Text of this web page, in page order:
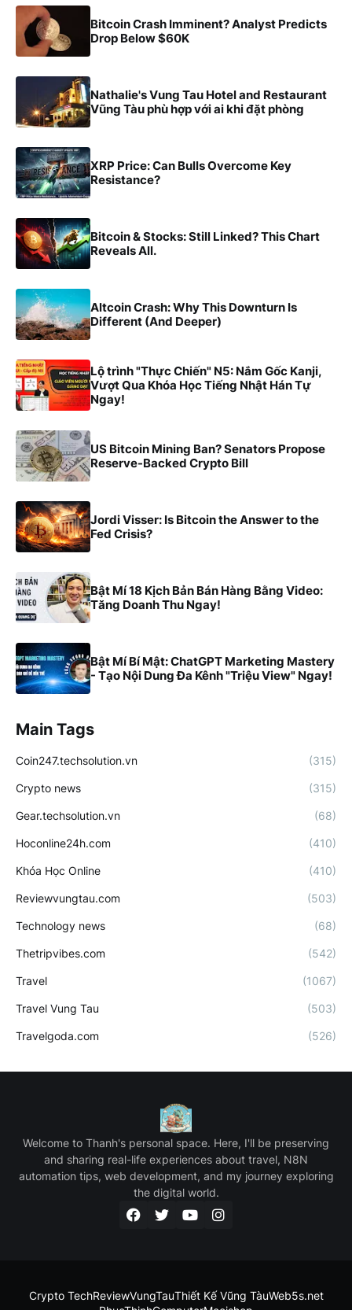
Bitcoin Crash Imminent? Analyst Predicts
Drop Below $60K
Nathalie's Vung Tau Hotel and Restaurant
Vũng Tàu phù hợp với ai khi đặt phòng
XRP Price: Can Bulls Overcome Key
Resistance?
Bitcoin & Stocks: Still Linked? This Chart
Reveals All.
Altcoin Crash: Why This Downturn Is
Different (And Deeper)
Lộ trình "Thực Chiến" N5: Nắm Gốc Kanji,
Vượt Qua Khóa Học Tiếng Nhật Hán Tự
Ngay!
US Bitcoin Mining Ban? Senators Propose
Reserve-Backed Crypto Bill
Jordi Visser: Is Bitcoin the Answer to the
Fed Crisis?
Bật Mí 18 Kịch Bản Bán Hàng Bằng Video:
Tăng Doanh Thu Ngay!
Bật Mí Bí Mật: ChatGPT Marketing Mastery
- Tạo Nội Dung Đa Kênh "Triệu View" Ngay!
Main Tags
Coin247.techsolution.vn (315)
Crypto news (315)
Gear.techsolution.vn (68)
Hoconline24h.com (410)
Khóa Học Online (410)
Reviewvungtau.com (503)
Technology news (68)
Thetripvibes.com (542)
Travel (1067)
Travel Vung Tau (503)
Travelgoda.com (526)
Welcome to Thanh's personal space. Here, I'll be preserving
and sharing real-life experiences about travel, N8N
automation tips, web development, and my journey exploring
the digital world.
Crypto TechReviewVungTauThiết Kế Vũng TàuWeb5s.net